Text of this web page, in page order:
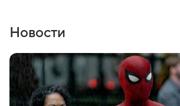
Новости